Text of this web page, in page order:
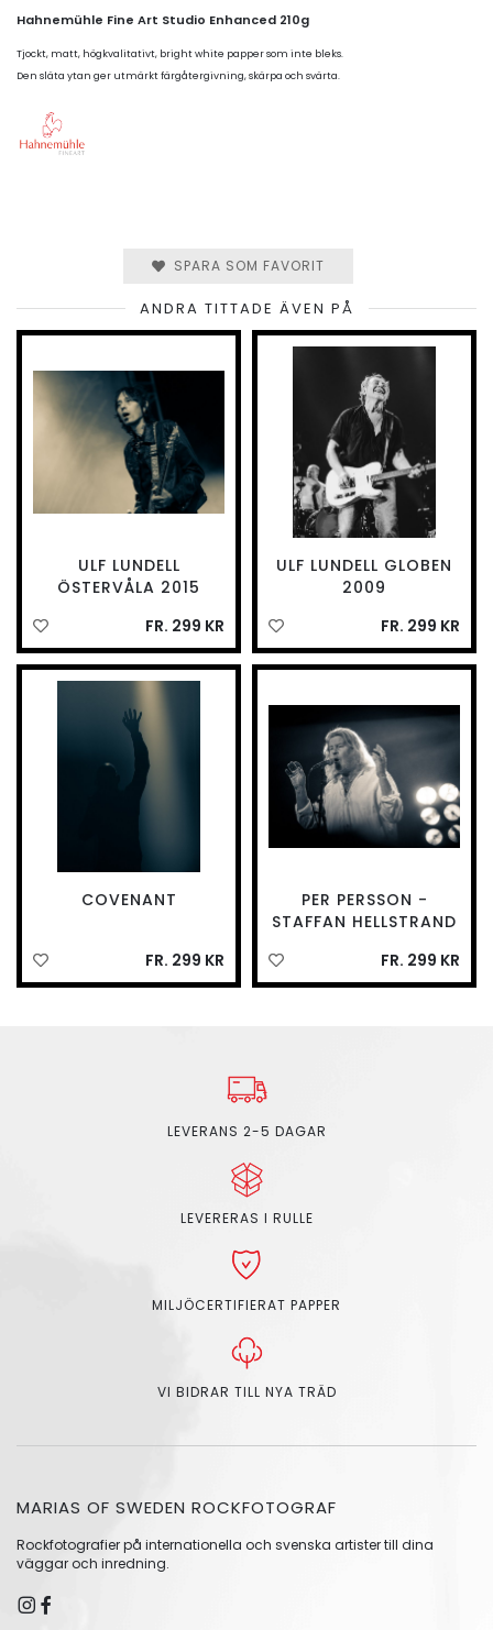
Hahnemühle Fine Art Studio Enhanced 210g
Tjockt, matt, högkvalitativt, bright white papper som inte bleks.
Den släta ytan ger utmärkt färgåtergivning, skärpa och svärta.
SPARA SOM FAVORIT
ANDRA TITTADE ÄVEN PÅ
ULF LUNDELL
ÖSTERVÅLA 2015
FR. 299 KR
ULF LUNDELL GLOBEN
2009
FR. 299 KR
COVENANT
FR. 299 KR
PER PERSSON -
STAFFAN HELLSTRAND
FR. 299 KR
LEVERANS 2-5 DAGAR
LEVERERAS I RULLE
MILJÖCERTIFIERAT PAPPER
VI BIDRAR TILL NYA TRÄD
MARIAS OF SWEDEN ROCKFOTOGRAF
Rockfotografier på internationella och svenska artister till dina
väggar och inredning.